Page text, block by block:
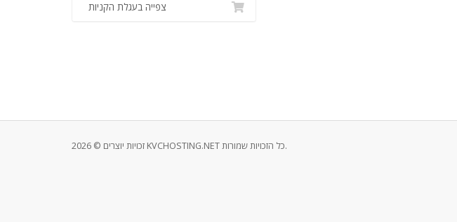
צפייה בעגלת הקניות
זכויות יוצרים © 2026 KVCHOSTING.NET כל הזכויות שמורות.